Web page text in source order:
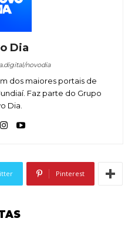
Dia
novodia
dos maiores portais de
Faz parte do Grupo
Dia.
Pinterest